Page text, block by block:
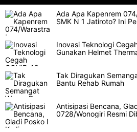
Ada Apa Kapenrem
SMK N 1 Jatiroto? Ini
Inovasi Teknologi
Gunakan Helmet
Tak Diragukan
Bantu Rehab Rumah
Antisipasi Bencana,
0728/Wonogiri Resmi